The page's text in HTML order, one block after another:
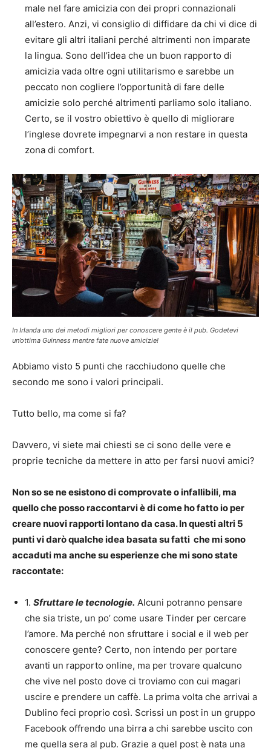
male nel fare amicizia con dei propri connazionali
all’estero. Anzi, vi consiglio di diffidare da chi vi dice di
evitare gli altri italiani perché altrimenti non imparate
la lingua. Sono dell’idea che un buon rapporto di
amicizia vada oltre ogni utilitarismo e sarebbe un
peccato non cogliere l’opportunità di fare delle
amicizie solo perché altrimenti parliamo solo italiano.
Certo, se il vostro obiettivo è quello di migliorare
l’inglese dovrete impegnarvi a non restare in questa
zona di comfort.
In Irlanda uno dei metodi migliori per conoscere gente è il pub. Godetevi
un’ottima Guinness mentre fate nuove amicizie!
Abbiamo visto 5 punti che racchiudono quelle che
secondo me sono i valori principali.
Tutto bello, ma come si fa?
Davvero, vi siete mai chiesti se ci sono delle vere e
proprie tecniche da mettere in atto per farsi nuovi amici?
Non so se ne esistono di comprovate o infallibili, ma
quello che posso raccontarvi è di come ho fatto io per
creare nuovi rapporti lontano da casa. In questi altri 5
punti vi darò qualche idea basata su fatti che mi sono
accaduti ma anche su esperienze che mi sono state
raccontate:
1. Sfruttare le tecnologie. Alcuni potranno pensare
che sia triste, un po’ come usare Tinder per cercare
l’amore. Ma perché non sfruttare i social e il web per
conoscere gente? Certo, non intendo per portare
avanti un rapporto online, ma per trovare qualcuno
che vive nel posto dove ci troviamo con cui magari
uscire e prendere un caffè. La prima volta che arrivai a
Dublino feci proprio così. Scrissi un post in un gruppo
Facebook offrendo una birra a chi sarebbe uscito con
me quella sera al pub. Grazie a quel post è nata una